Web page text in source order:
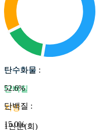
탄수화물
단백질
지방
1인분(회)
탄수화물 :
52.6%
단백질 :
15.0%